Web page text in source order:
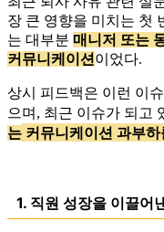
장 큰 영향을 미치는 첫
는 대부분 매니저 또는
커뮤니케이션 이었다.
상시 피드백은 이런 이
으며, 최근 이슈가 되고
는 커뮤니케이션 과부
1. 직원 성장을 이끌어